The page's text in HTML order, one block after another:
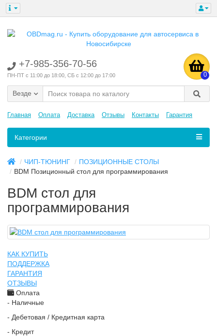
+7-985-356-70-56
ПН-ПТ с 11:00 до 18:00, СБ с 12:00 до 17:00 0
Везде
Главная Оплата Доставка Отзывы Контакты Гарантия
Категории
ЧИП-ТЮНИНГ
ПОЗИЦИОННЫЕ СТОЛЫ
BDM Позиционный стол для программирования
BDM стол для
программирования
КАК КУПИТЬ
ПОДДЕРЖКА
ГАРАНТИЯ
ОТЗЫВЫ
Оплата
- Наличные
- Дебетовая / Кредитная карта
- Кредит